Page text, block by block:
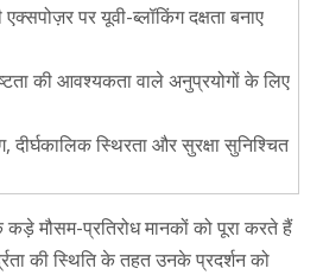
एक्सपोज़र पर यूवी-ब्लॉकिंग दक्षता बनाए
की आवश्यकता वाले अनुप्रयोगों के लिए
दीर्घकालिक स्थिरता और सुरक्षा सुनिश्चित
मौसम-प्रतिरोध मानकों को पूरा करते हैं
की स्थिति के तहत उनके प्रदर्शन को